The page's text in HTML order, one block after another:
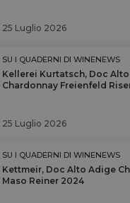
25 Luglio 2026
SU I QUADERNI DI WINENEWS
Kellerei Kurtatsch, Doc
Chardonnay Freienfeld
25 Luglio 2026
SU I QUADERNI DI WINENEWS
Kettmeir, Doc Alto Adige
Maso Reiner 2024